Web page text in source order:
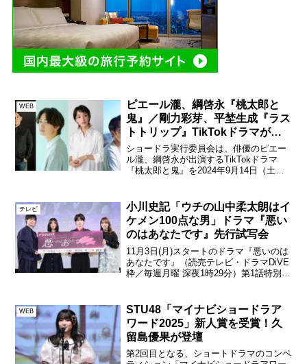
WEB
ピエール瀧、綱啓永『桃太郎と
鬼』／剛力彩芽、平埜生成『ラス
トトリップ』TikTokドラマが順
次配信！
ショードラ実行委員会は、俳優のピエー
ル瀧、綱啓永が出演するTikTokドラマ
『桃太郎と鬼』を2024年9月14日（土）
年9月20日（金）より順次、ショードラ
Tik...
テレビ
小川史記「ウチの山中柔太朗はイ
ケメン100点な男」ドラマ『悪い
のはあなたです』先行試写会
11月3日(月)スタートのドラマ『悪いのは
あなたです』（読売テレビ・ドラマDiVE
枠／毎週月曜 深夜1時29分）第1話特別先
（M!LK）・小川史記（BUDDiiS）・加...
WEB
STU48「マイナビショードラア
ワード2025」新人賞を受賞！久
留島優果が登壇
第2回目となる、ショートドラマのコンペ